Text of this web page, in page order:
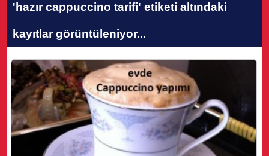
'hazır cappuccino tarifi' etiketi altındaki
kayıtlar görüntüleniyor...